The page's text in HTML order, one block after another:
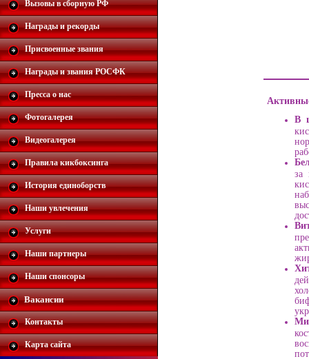
Вызовы в сборную РФ
Награды и рекорды
Присвоенные звания
Награды и звания РОСФК
Пресса о нас
Фотогалерея
Видеогалерея
Правила кикбоксинга
История единоборств
Наши увлечения
Услуги
Наши партнеры
Наши спонсоры
Вакансии
Контакты
Карта сайта
В
за